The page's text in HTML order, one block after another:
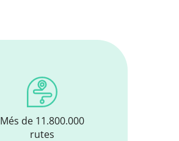
Més de 11.800.000
rutes